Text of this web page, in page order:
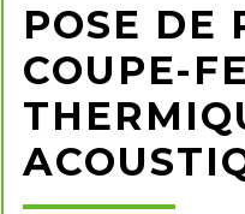
POSE DE
COUPE-